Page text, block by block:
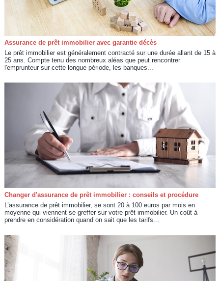
Assurance de prêt immobilier avec garantie décès
Le prêt immobilier est généralement contracté sur une durée allant de 15 à
25 ans. Compte tenu des nombreux aléas que peut rencontrer
l'emprunteur sur cette longue période, les banques...
Changer d'assurance de prêt immobilier : conseils et procédure
L’assurance de prêt immobilier, se sont 20 à 100 euros par mois en
moyenne qui viennent se greffer sur votre prêt immobilier. Un coût à
prendre en considération quand on sait que les tarifs...